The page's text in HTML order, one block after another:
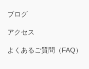
ブログ
アクセス
よくあるご質問（FAQ）